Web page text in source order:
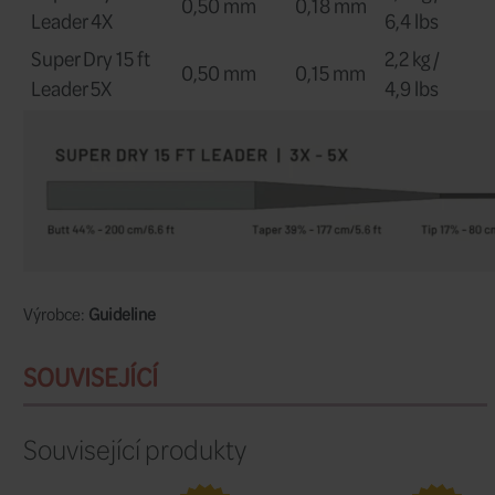
vhodný pro všechny třídy
Mírně jemnější butt a taper zajišťují
usnadňuje kontrolu potřebné rezervy
tippetu. Naopak vyšší rychlost špičky
potřeba, například při lovu na
Společnost
jejích specifikací pro výrobu